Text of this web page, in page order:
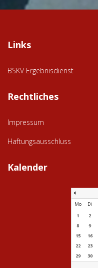
Links
BSKV Ergebnisdienst
Rechtliches
Impressum
Haftungsausschluss
Kalender
Mo Di
1
2
8
9
15
16
22
23
29
30